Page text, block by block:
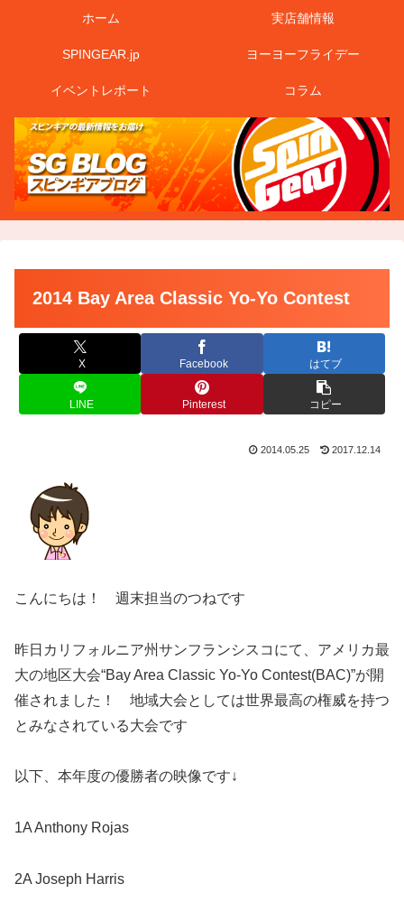
ホーム 実店舗情報
SPINGEAR.jp ヨーヨーフライデー
イベントレポート コラム
2014 Bay Area Classic Yo-Yo Contest
X Facebook はてブ
LINE Pinterest コピー
2014.05.25 2017.12.14
こんにちは！ 週末担当のつねです
昨日カリフォルニア州サンフランシスコにて、アメリカ最
大の地区大会“Bay Area Classic Yo-Yo Contest(BAC)”が開
催されました！ 地域大会としては世界最高の権威を持つ
とみなされている大会です
以下、本年度の優勝者の映像です↓
1A Anthony Rojas
2A Joseph Harris